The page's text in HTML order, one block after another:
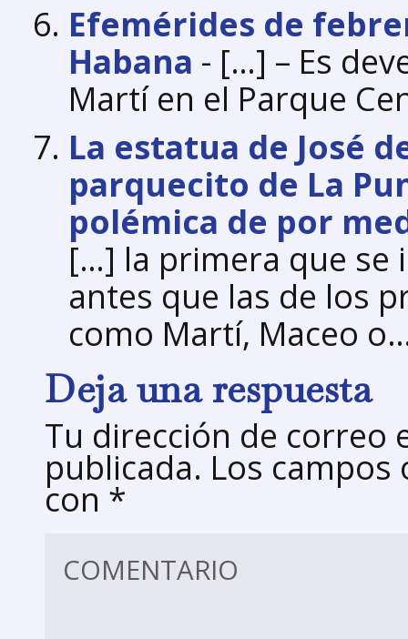
Efemérides de
Habana - […] – Es
Martí en el Parque
La estatua de José
parquecito de La
polémica de por
[…] la primera que se
antes que las de los
como Martí, Maceo
Deja una respuesta
Tu dirección de correo
publicada. Los
con *